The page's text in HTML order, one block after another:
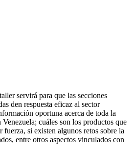
servirá para que las secciones
den respuesta eficaz al sector
oportuna acerca de toda la
cuáles son los productos que
fuerza, si existen algunos retos sobre la
entre otros aspectos vinculados con